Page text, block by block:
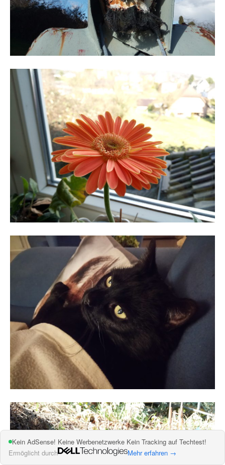
Kein AdSense! Keine Werbenetzwerke Kein Tracking auf Techtest!
Ermöglicht durch
Mehr erfahren →